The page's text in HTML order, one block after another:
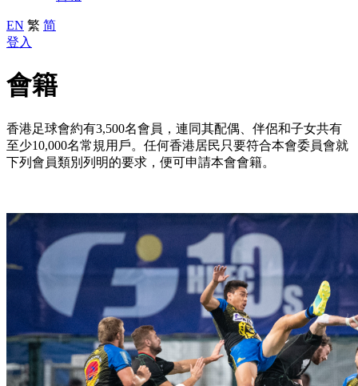
EN 繁 简
登入
會籍
香港足球會約有3,500名會員，連同其配偶、伴侶和子女共有
至少10,000名常規用戶。任何香港居民只要符合本會委員會就
下列會員類別列明的要求，便可申請本會會籍。